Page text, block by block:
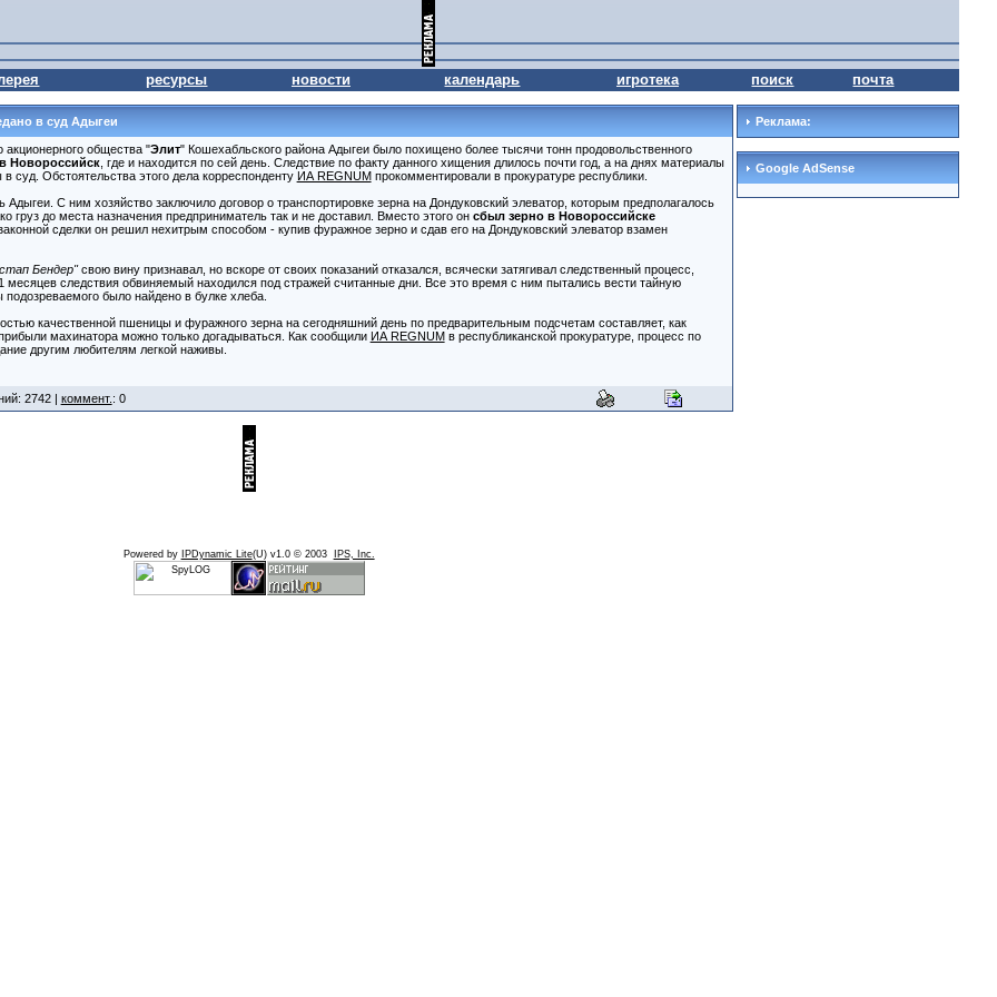
ресурсы новости календарь игротека поиск почта
в суд Адыгеи
акционерного общества "Элит" Кошехабльского района Адыгеи было похищено более тысячи тонн продовольственного
в Новороссийск, где и находится по сей день. Следствие по факту данного хищения длилось почти год, а на днях материалы
суд. Обстоятельства этого дела корреспонденту ИА REGNUMпрокомментировали в прокуратуре республики.
С ним хозяйство заключило договор о транспортировке зерна на Дондуковский элеватор, которым предполагалось
груз до места назначения предприниматель так и не доставил. Вместо этого он сбыл зерно в Новороссийске
сделки он решил нехитрым способом - купив фуражное зерно и сдав его на Дондуковский элеватор взамен
Бендер"свою вину признавал, но вскоре от своих показаний отказался, всячески затягивал следственный процесс,
месяцев следствия обвиняемый находился под стражей считанные дни. Все это время с ним пытались вести тайную
было найдено в булке хлеба.
качественной пшеницы и фуражного зерна на сегодняшний день по предварительным подсчетам составляет, как
махинатора можно только догадываться. Как сообщили ИА REGNUMв республиканской прокуратуре, процесс по
другим любителям легкой наживы.
2742 | коммент. : 0
Реклама:
Google AdSense
Powered by IPDynamic Lite(U) v1.0 © 2003 IPS, Inc.